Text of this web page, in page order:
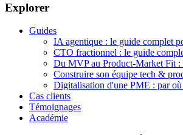
Explorer
Guides
IA agentique : le guide complet
CTO fractionnel : le guide
Du MVP au Product-Market Fit :
Construire son équipe tech &
Digitalisation d'une PME : par
Cas clients
Témoignages
Académie